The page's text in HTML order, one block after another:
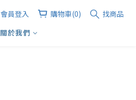
會員登入 購物車(0)
找商品
關於我們